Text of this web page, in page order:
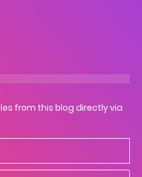
from this blog directly via